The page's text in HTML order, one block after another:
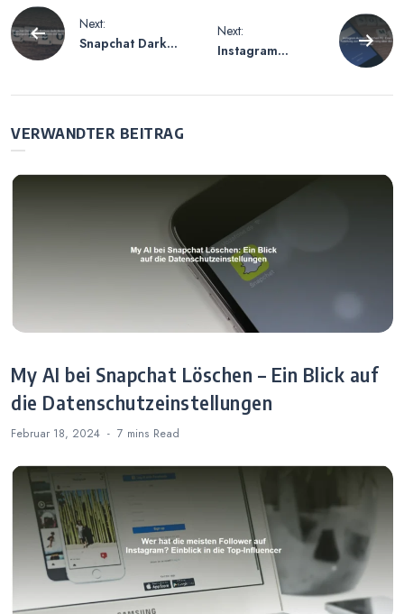
Beitragsnavigation
Next:
Snapchat Dark
dem
Next:
Instagram
VERWANDTER BEITRAG
My AI bei Snapchat Löschen – Ein Blick auf
die Datenschutzeinstellungen
Februar 18, 2024 7 mins Read